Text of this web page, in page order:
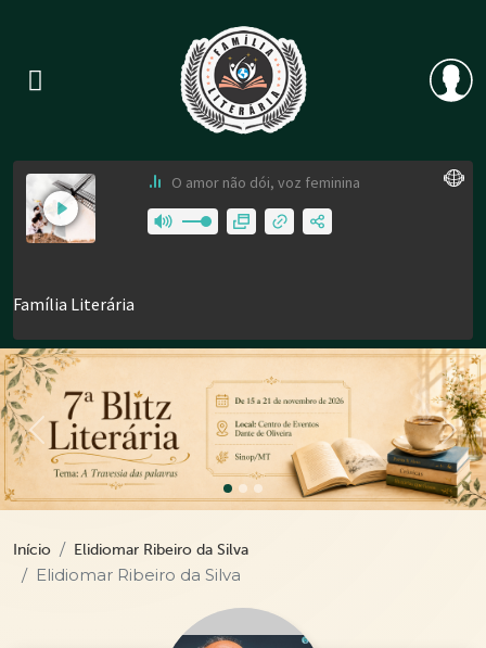
Previous
Início Elidiomar Ribeiro da Silva
Elidiomar Ribeiro da Silva